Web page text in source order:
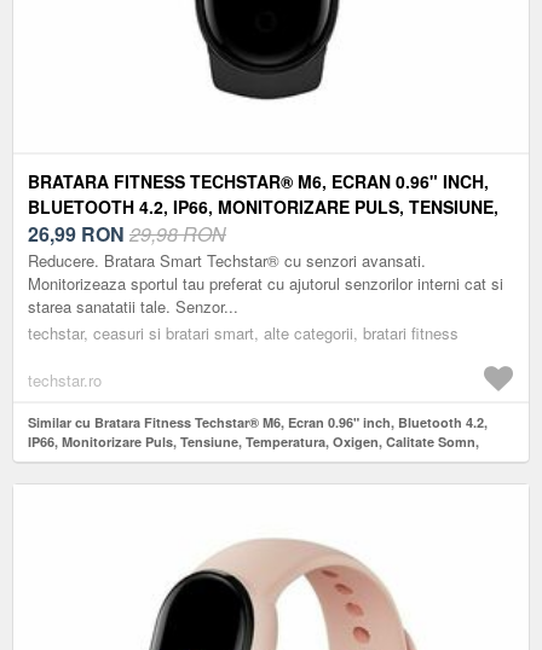
BRATARA FITNESS TECHSTAR® M6, ECRAN 0.96" INCH,
BLUETOOTH 4.2, IP66, MONITORIZARE PULS, TENSIUNE,
TEMPERATURA, OXIGEN, CALITATE SOMN, NEGRU
26,99 RON 29,98 RON
Reducere. Bratara Smart Techstar® cu senzori avansati.
Monitorizeaza sportul tau preferat cu ajutorul senzorilor interni cat si
starea sanatatii tale. Senzor...
techstar, ceasuri si bratari smart, alte categorii, bratari fitness
techstar.ro
Similar cu Bratara Fitness Techstar® M6, Ecran 0.96" inch, Bluetooth 4.2,
IP66, Monitorizare Puls, Tensiune, Temperatura, Oxigen, Calitate Somn,
Negru